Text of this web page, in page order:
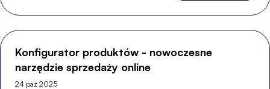
Konfigurator produktów - nowoczesne
narzędzie sprzedaży online
24 paź 2025